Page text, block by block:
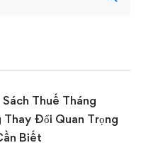
Thuế Tháng
Đổi Quan Trọng
Biết